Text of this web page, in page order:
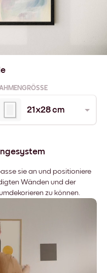
21x28 cm
sie an und positioniere
Wänden und der
zu können.